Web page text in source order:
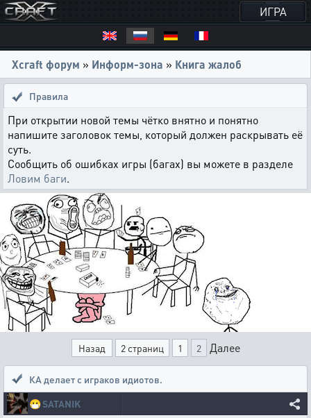
ИГРА
Xcraft форум » Информ-зона » Книга жалоб
Правила
При открытии новой темы чётко внятно и понятно
напишите заголовок темы, который должен раскрывать её
суть.
Сообщить об ошибках игры (багах) вы можете в разделе
Ловим баги.
Назад 2 страниц 1 2 Далее
КА делает с играков идиотов.
😷SATANIK